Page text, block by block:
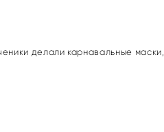
делали карнавальные маски,